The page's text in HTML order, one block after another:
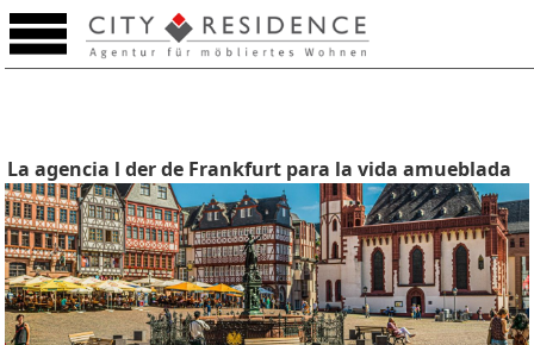
La agencia l der de Frankfurt para la vida amueblada